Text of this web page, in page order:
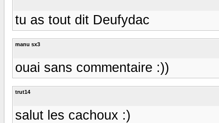
tu as tout dit Deufydac
manu sx3
ouai sans commentaire :))
trut14
salut les cachoux :)